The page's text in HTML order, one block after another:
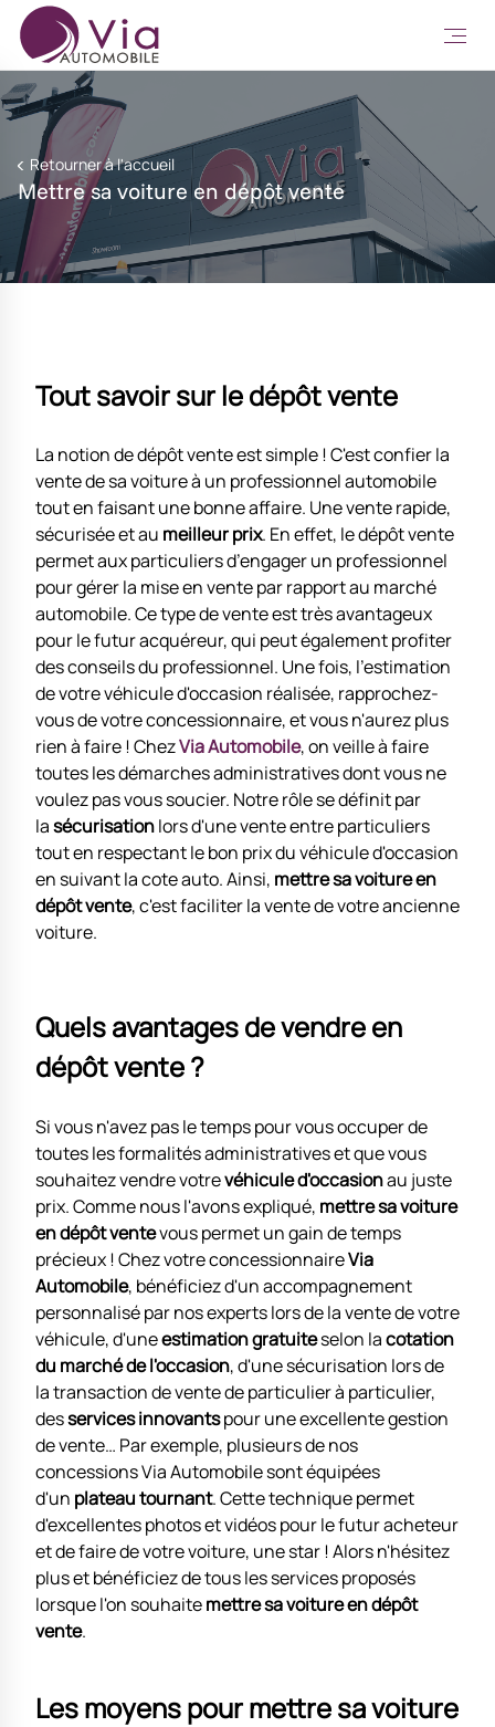
Retourner à l'accueil
Mettre sa voiture en dépôt vente
Tout savoir sur le dépôt vente
La notion de dépôt vente est simple ! C'est confier la
vente de sa voiture à un professionnel automobile
tout en faisant une bonne affaire. Une vente rapide,
sécurisée et au meilleur prix. En effet, le dépôt vente
permet aux particuliers d’engager un professionnel
pour gérer la mise en vente par rapport au marché
automobile. Ce type de vente est très avantageux
pour le futur acquéreur, qui peut également profiter
des conseils du professionnel. Une fois, l'estimation
de votre véhicule d'occasion réalisée, rapprochez-
vous de votre concessionnaire, et vous n'aurez plus
rien à faire ! ChezVia Automobile, on veille à faire
toutes les démarches administratives dont vous ne
voulez pas vous soucier. Notre rôle se définit par
lasécurisationlors d'une vente entre particuliers
tout en respectant le bon prix du véhicule d'occasion
en suivant la cote auto. Ainsi, mettre sa voiture en
dépôt vente, c'est faciliter la vente de votre ancienne
voiture.
Quels avantages de vendre en
dépôt vente ?
Si vous n'avez pas le temps pour vous occuper de
toutes les formalités administratives et que vous
souhaitez vendre votrevéhicule d'occasionau juste
prix. Comme nous l'avons expliqué, mettre sa voiture
en dépôt ventevous permet un gain de temps
précieux ! Chez votre concessionnaireVia
Automobile, bénéficiez d'un accompagnement
personnalisé par nos experts lors de la vente de votre
véhicule, d'uneestimation gratuiteselon lacotation
du marché de l'occasion, d'une sécurisation lors de
la transaction de vente de particulier à particulier,
desservices innovantspour une excellente gestion
de vente… Par exemple, plusieurs de nos
concessions Via Automobile sont équipées
d'un plateau tournant. Cette technique permet
d'excellentes photos et vidéos pour le futur acheteur
et de faire de votre voiture, une star ! Alors n'hésitez
plus et bénéficiez de tous les services proposés
lorsque l'on souhaitemettre sa voiture en dépôt
vente.
Les moyens pour mettre sa voiture